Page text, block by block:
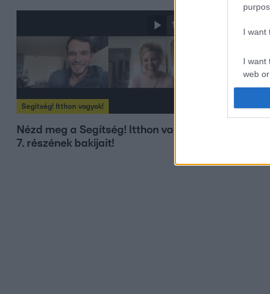
I want
I want
web
I
or app.
I
I want
1:50
Segítség! Itthon vagyok!
Nézd meg a Segítség! Itthon vagyok!
7. részének bakijait!
Segítség!
voltak